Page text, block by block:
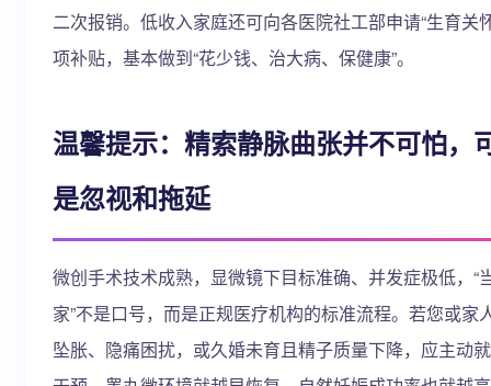
二次报销。低收入家庭还可向各医院社工部申请“生育关
项补贴，基本做到“花少钱、治大病、保健康”。
温馨提示：精索静脉曲张并不可怕，
是忽视和拖延
微创手术技术成熟，显微镜下目标准确、并发症极低，“
家”不是口号，而是正规医疗机构的标准流程。若您或家
坠胀、隐痛困扰，或久婚未育且精子质量下降，应主动